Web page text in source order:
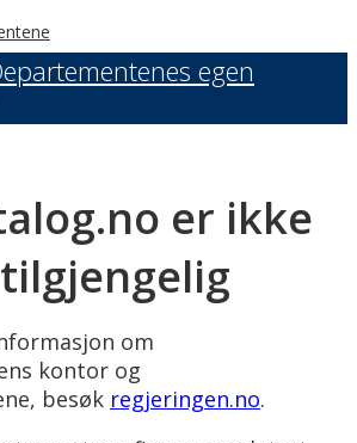
egen
er ikke
om
kontor og
besøk regjeringen.no.